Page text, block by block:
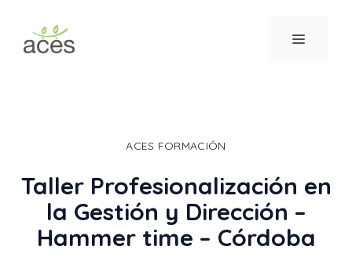
contenido
MENÚ
ACES FORMACIÓN
Taller Profesionalización en
la Gestión y Dirección –
Hammer time – Córdoba